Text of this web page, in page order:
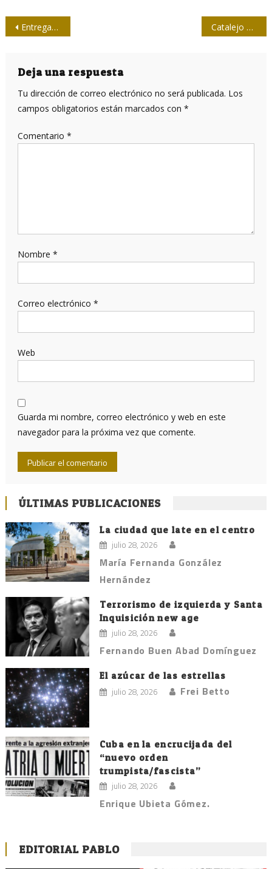
Navegación
entradas
Entregan premios periodísticos en Las Tunas Catalejo celebra los 55 de revista Pionero
Deja una respuesta
Tu dirección de correo electrónico no será publicada. Los
campos obligatorios están marcados con *
Comentario *
Nombre *
Correo electrónico *
Web
Guarda mi nombre, correo electrónico y web en este
navegador para la próxima vez que comente.
ÚLTIMAS PUBLICACIONES
La ciudad que late en el centro
julio 28, 2026
María Fernanda González
Hernández
Terrorismo de izquierda y Santa
Inquisición new age
julio 28, 2026
Fernando Buen Abad Domínguez
El azúcar de las estrellas
julio 28, 2026 Frei Betto
Cuba en la encrucijada del
“nuevo orden
trumpista/fascista”
julio 28, 2026
Enrique Ubieta Gómez.
EDITORIAL PABLO